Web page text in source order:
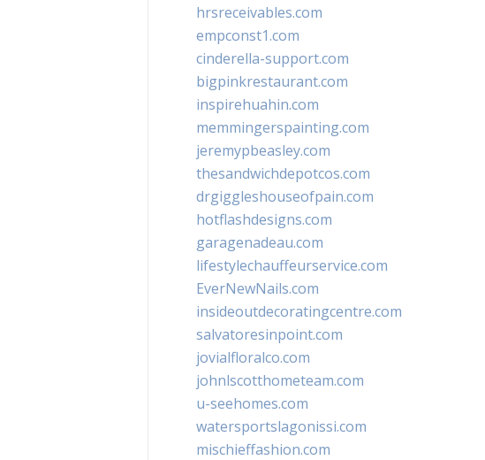
hrsreceivables.com
empconst1.com
cinderella-support.com
bigpinkrestaurant.com
inspirehuahin.com
memmingerspainting.com
jeremypbeasley.com
thesandwichdepotcos.com
drgiggleshouseofpain.com
hotflashdesigns.com
garagenadeau.com
lifestylechauffeurservice.com
EverNewNails.com
insideoutdecoratingcentre.com
salvatoresinpoint.com
jovialfloralco.com
johnlscotthometeam.com
u-seehomes.com
watersportslagonissi.com
mischieffashion.com